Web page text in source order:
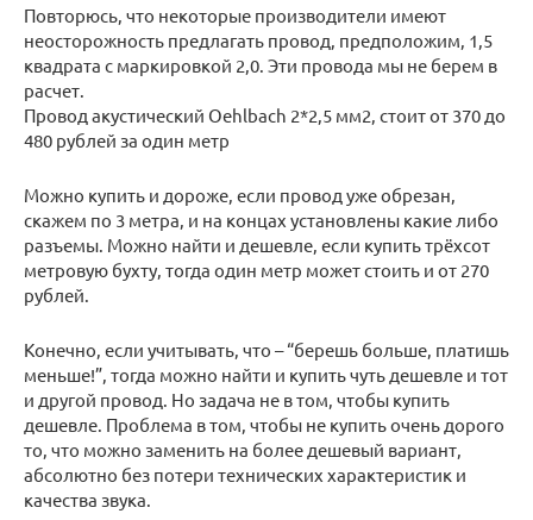
Повторюсь, что некоторые производители имеют
неосторожность предлагать провод, предположим, 1,5
квадрата с маркировкой 2,0. Эти провода мы не берем в
расчет.
Провод акустический Oehlbach 2*2,5 мм2, стоит от 370 до
480 рублей за один метр
Можно купить и дороже, если провод уже обрезан,
скажем по 3 метра, и на концах установлены какие либо
разъемы. Можно найти и дешевле, если купить трёхсот
метровую бухту, тогда один метр может стоить и от 270
рублей.
Конечно, если учитывать, что – “берешь больше, платишь
меньше!”, тогда можно найти и купить чуть дешевле и тот
и другой провод. Но задача не в том, чтобы купить
дешевле. Проблема в том, чтобы не купить очень дорого
то, что можно заменить на более дешевый вариант,
абсолютно без потери технических характеристик и
качества звука.